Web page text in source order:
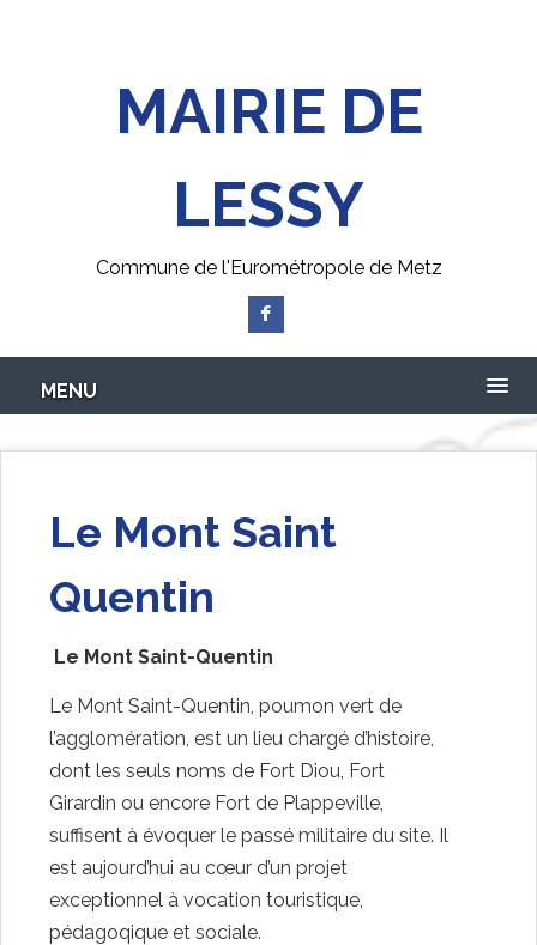
MAIRIE DE
LESSY
Commune de l'Eurométropole de Metz
MENU
Le Mont Saint
Quentin
Le Mont Saint-Quentin
Le Mont Saint-Quentin, poumon vert de
l’agglomération, est un lieu chargé d’histoire,
dont les seuls noms de Fort Diou, Fort
Girardin ou encore Fort de Plappeville,
suffisent à évoquer le passé militaire du site. Il
est aujourd’hui au cœur d’un projet
exceptionnel à vocation touristique,
pédagoqique et sociale.